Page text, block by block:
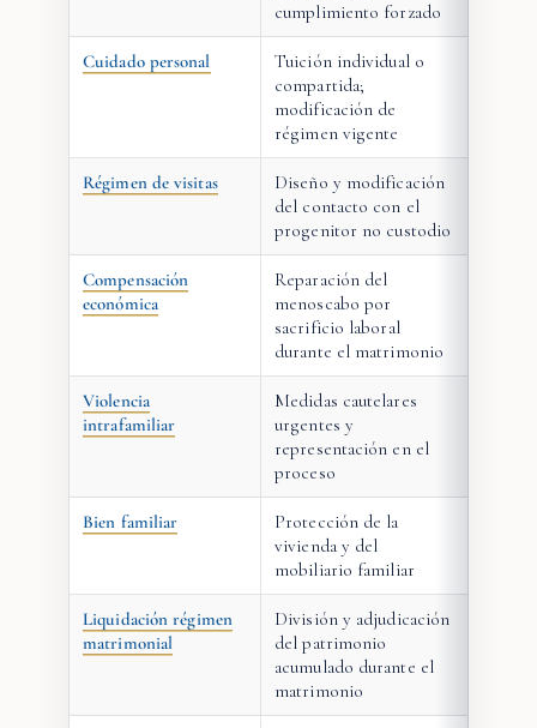
cumplimiento forzado
Cuidado personal
Tuición individual o
compartida;
modificación de
régimen vigente
Régimen de visitas
Diseño y modificación
del contacto con el
progenitor no custodio
Compensación
económica
Reparación del
menoscabo por
sacrificio laboral
durante el matrimonio
Violencia
intrafamiliar
Medidas cautelares
urgentes y
representación en el
proceso
Bien familiar
Protección de la
vivienda y del
mobiliario familiar
Liquidación régimen
matrimonial
División y adjudicación
del patrimonio
acumulado durante el
matrimonio